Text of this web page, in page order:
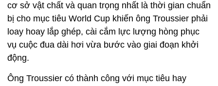
cơ sở vật chất và quan trọng nhất là thời gian chuẩn
bị cho mục tiêu World Cup khiến ông Troussier phải
loay hoay lắp ghép, cài cắm lực lượng hòng phục
vụ cuộc đua dài hơi vừa bước vào giai đoạn khởi
động.
Ông Troussier có thành công với mục tiêu hay